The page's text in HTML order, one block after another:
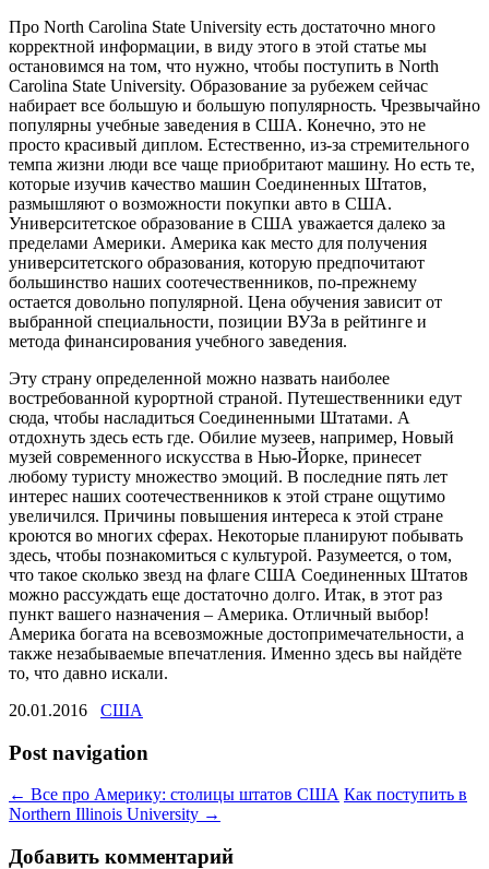
Про North Carolina State University есть достаточно много
корректной информации, в виду этого в этой статье мы
остановимся на том, что нужно, чтобы поступить в North
Carolina State University. Образование за рубежем сейчас
набирает все большую и большую популярность. Чрезвычайно
популярны учебные заведения в США. Конечно, это не
просто красивый диплом. Естественно, из-за стремительного
темпа жизни люди все чаще приобритают машину. Но есть те,
которые изучив качество машин Соединенных Штатов,
размышляют о возможности покупки авто в США.
Университетское образование в США уважается далеко за
пределами Америки. Америка как место для получения
университетского образования, которую предпочитают
большинство наших соотечественников, по-прежнему
остается довольно популярной. Цена обучения зависит от
выбранной специальности, позиции ВУЗа в рейтинге и
метода финансирования учебного заведения.
Эту страну определенной можно назвать наиболее
востребованной курортной страной. Путешественники едут
сюда, чтобы насладиться Соединенными Штатами. А
отдохнуть здесь есть где. Обилие музеев, например, Новый
музей современного искусства в Нью-Йорке, принесет
любому туристу множество эмоций. В последние пять лет
интерес наших соотечественников к этой стране ощутимо
увеличился. Причины повышения интереса к этой стране
кроются во многих сферах. Некоторые планируют побывать
здесь, чтобы познакомиться с культурой. Разумеется, о том,
что такое сколько звезд на флаге США Соединенных Штатов
можно рассуждать еще достаточно долго. Итак, в этот раз
пункт вашего назначения – Америка. Отличный выбор!
Америка богата на всевозможные достопримечательности, а
также незабываемые впечатления. Именно здесь вы найдёте
то, что давно искали.
20.01.2016 США
Post navigation
← Все про Америку: столицы штатов США Как поступить в
Northern Illinois University →
Добавить комментарий